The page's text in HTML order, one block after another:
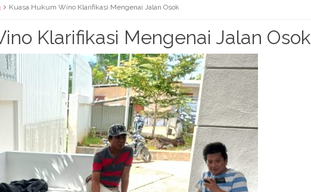
Kuasa Hukum Wino Klarifikasi Mengenai Jalan Osok
Klarifikasi Mengenai Jalan Osok